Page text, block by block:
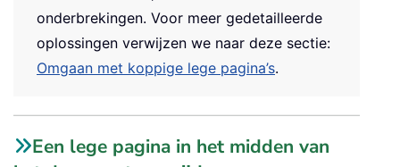
onderbrekingen. Voor meer gedetailleerde
oplossingen verwijzen we naar deze sectie:
Omgaan met koppige lege pagina’s.
Een lege pagina in het midden van